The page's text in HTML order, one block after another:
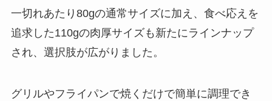
一切れあたり80gの通常サイズに加え、食べ応えを
追求した110gの肉厚サイズも新たにラインナップ
され、選択肢が広がりました。
グリルやフライパンで焼くだけで簡単に調理でき